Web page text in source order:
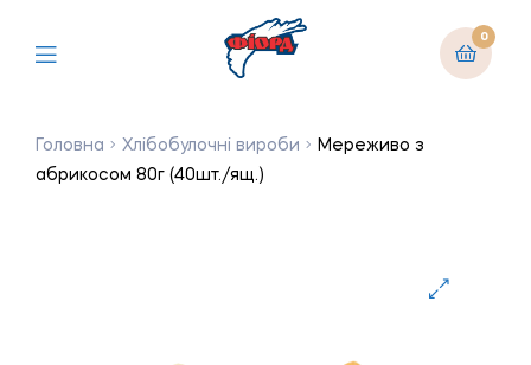
0
Головна Хлібобулочні вироби
Мереживо з
абрикосом 80г (40шт./ящ.)